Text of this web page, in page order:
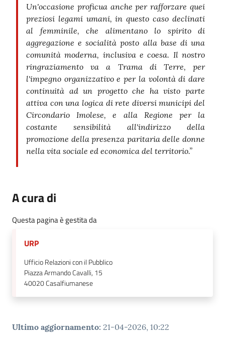
Un'occasione proficua anche per rafforzare quei
preziosi legami umani, in questo caso declinati
al femminile, che alimentano lo spirito di
aggregazione e socialità posto alla base di una
comunità moderna, inclusiva e coesa. Il nostro
ringraziamento va a Trama di Terre, per
l'impegno organizzativo e per la volontà di dare
continuità ad un progetto che ha visto parte
attiva con una logica di rete diversi municipi del
Circondario Imolese, e alla Regione per la
costante sensibilità all'indirizzo della
promozione della presenza paritaria delle donne
nella vita sociale ed economica del territorio.”
A cura di
Questa pagina è gestita da
URP
Ufficio Relazioni con il Pubblico
Piazza Armando Cavalli, 15
40020Casalfiumanese
Ultimo aggiornamento: 21-04-2026, 10:22